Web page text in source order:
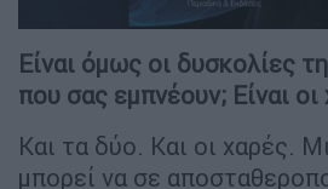
Είναι όμως οι δυσκολίες
που σας εμπνέουν; Είναι οι
Και τα δύο. Και οι χαρές.
μπορεί να σε